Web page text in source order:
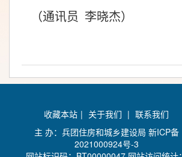
（通讯员
李晓杰）
收藏本站 | 关于我们 | 联系我们
主 办：兵团住房和城乡建设局 新ICP备
2021000924号-3